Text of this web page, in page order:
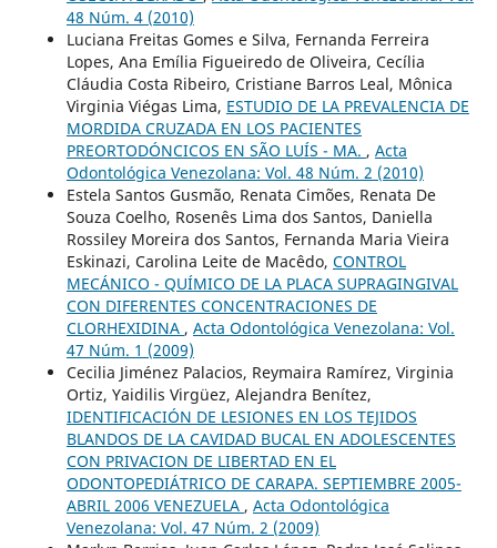
48 Núm. 4 (2010)
Luciana Freitas Gomes e Silva, Fernanda Ferreira
Lopes, Ana Emília Figueiredo de Oliveira, Cecília
Cláudia Costa Ribeiro, Cristiane Barros Leal, Mônica
Virginia Viégas Lima, ESTUDIO DE LA PREVALENCIA DE
MORDIDA CRUZADA EN LOS PACIENTES
PREORTODÓNCICOS EN SÃO LUÍS - MA. , Acta
Odontológica Venezolana: Vol. 48 Núm. 2 (2010)
Estela Santos Gusmão, Renata Cimões, Renata De
Souza Coelho, Rosenês Lima dos Santos, Daniella
Rossiley Moreira dos Santos, Fernanda Maria Vieira
Eskinazi, Carolina Leite de Macêdo, CONTROL
MECÁNICO - QUÍMICO DE LA PLACA SUPRAGINGIVAL
CON DIFERENTES CONCENTRACIONES DE
CLORHEXIDINA , Acta Odontológica Venezolana: Vol.
47 Núm. 1 (2009)
Cecilia Jiménez Palacios, Reymaira Ramírez, Virginia
Ortiz, Yaidilis Virgüez, Alejandra Benítez,
IDENTIFICACIÓN DE LESIONES EN LOS TEJIDOS
BLANDOS DE LA CAVIDAD BUCAL EN ADOLESCENTES
CON PRIVACION DE LIBERTAD EN EL
ODONTOPEDIÁTRICO DE CARAPA. SEPTIEMBRE 2005-
ABRIL 2006 VENEZUELA , Acta Odontológica
Venezolana: Vol. 47 Núm. 2 (2009)